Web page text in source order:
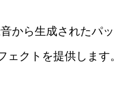
ら生成されたパ
クトを提供します